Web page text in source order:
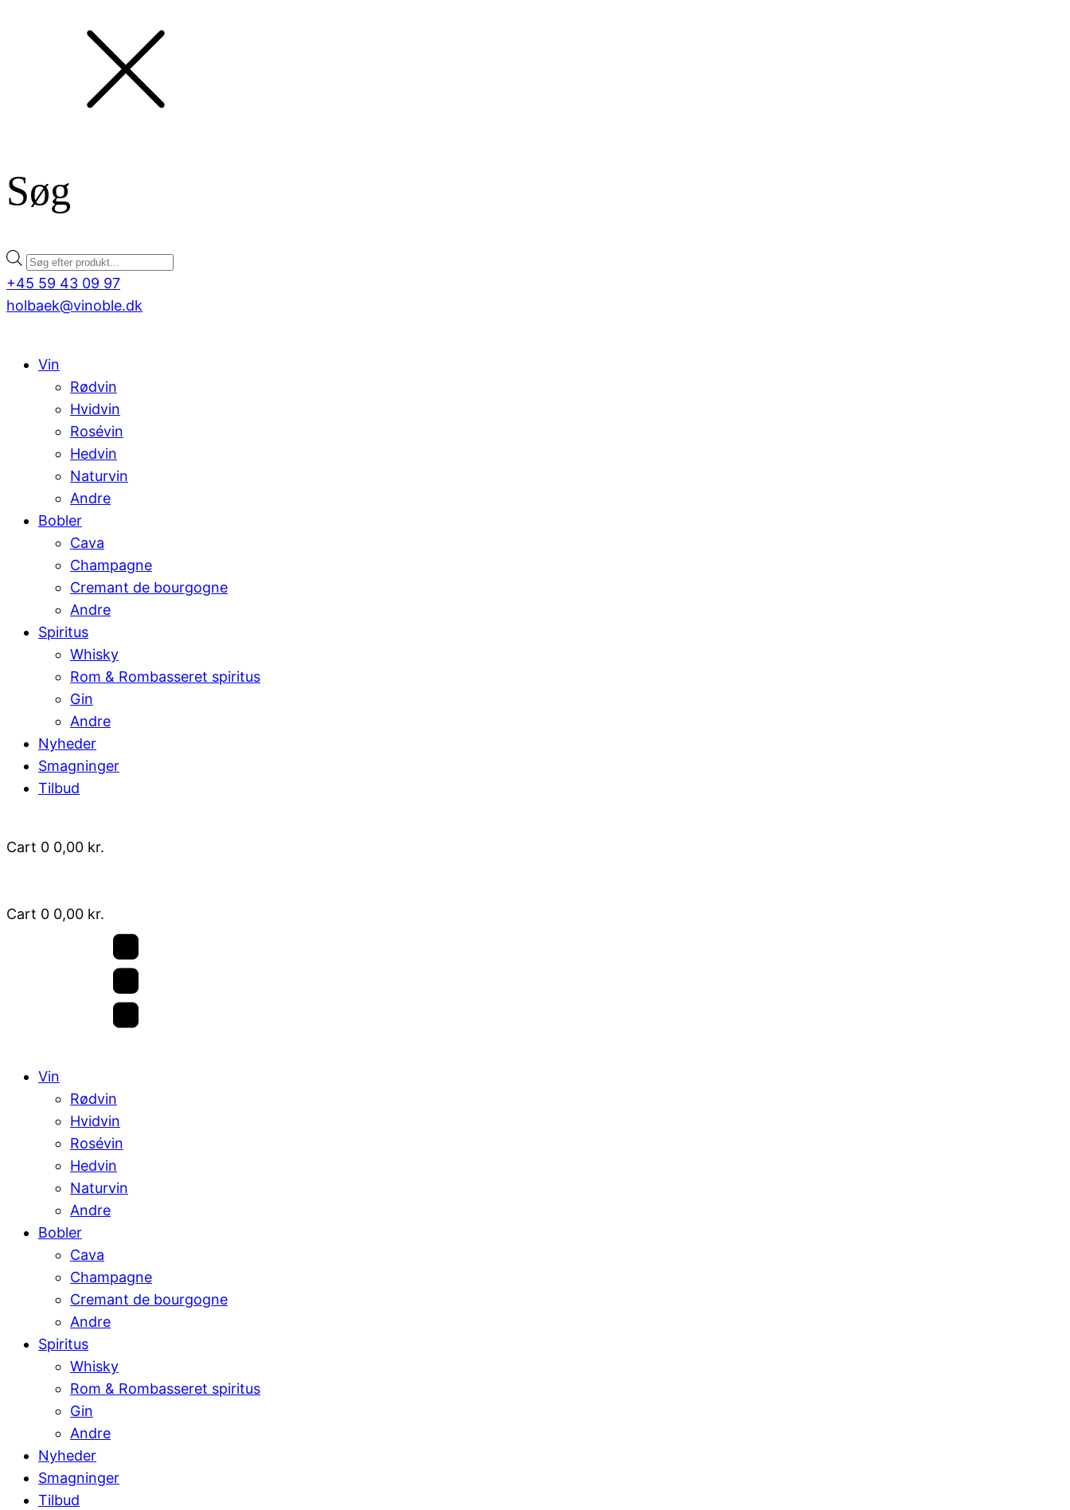
Søg
Products
search
+45 59 43 09 97
holbaek@vinoble.dk
Vin
Rødvin
Hvidvin
Rosévin
Hedvin
Naturvin
Andre
Bobler
Cava
Champagne
Cremant de bourgogne
Andre
Spiritus
Whisky
Rom & Rombasseret spiritus
Gin
Andre
Nyheder
Smagninger
Tilbud
Cart 0 0,00 kr.
Cart 0 0,00 kr.
Vin
Rødvin
Hvidvin
Rosévin
Hedvin
Naturvin
Andre
Bobler
Cava
Champagne
Cremant de bourgogne
Andre
Spiritus
Whisky
Rom & Rombasseret spiritus
Gin
Andre
Nyheder
Smagninger
Tilbud